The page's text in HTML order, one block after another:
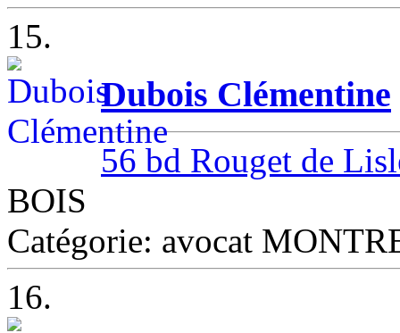
15.
Dubois Clémentine
56 bd Rouget de
BOIS
Catégorie: avocat
16.